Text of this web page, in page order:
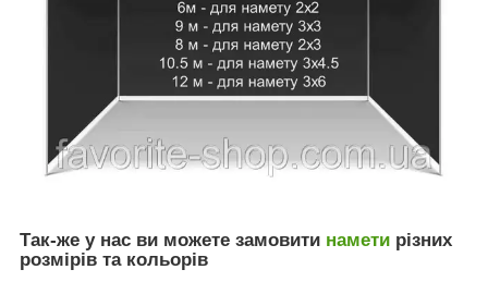
Так-же у нас ви можете замовити намети різних
розмірів та кольорів